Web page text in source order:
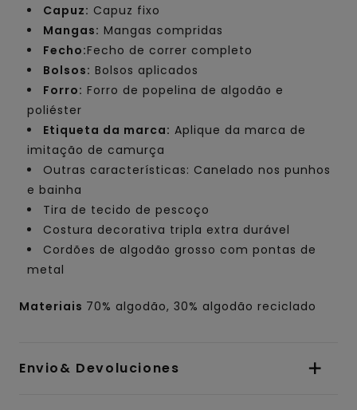
Capuz: Capuz fixo
Mangas: Mangas compridas
Fecho:Fecho de correr completo
Bolsos: Bolsos aplicados
Forro: Forro de popelina de algodão e
poliéster
Etiqueta da marca: Aplique da marca de
imitação de camurça
Outras características: Canelado nos punhos
e bainha
Tira de tecido de pescoço
Costura decorativa tripla extra durável
Cordões de algodão grosso com pontas de
metal
Materiais 70% algodão, 30% algodão reciclado
Envio& Devoluciones